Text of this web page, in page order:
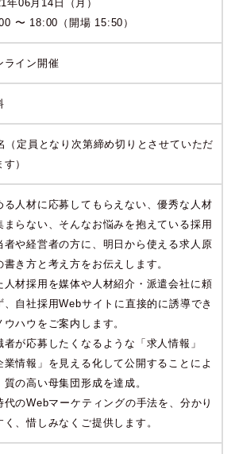
年06月14日（月）
〜 18:00（開場 15:50）
ライン開催
（定員となり次第締め切りとさせていただ
す）
る人材に応募してもらえない、優秀な人材
まらない、そんなお悩みを抱えている採用
者や経営者の方に、明日から使える求人原
書き方と考え方をお伝えします。
人材採用を媒体や人材紹介・派遣会社に頼
、自社採用Webサイトに直接的に誘導でき
ウハウをご案内します。
者が応募したくなるような「求人情報」
業情報」を見える化して公開することによ
質の高い母集団形成を達成。
代のWebマーケティングの手法を、分かり
く、惜しみなくご提供します。